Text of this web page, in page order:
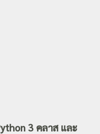
3 คลาส และ